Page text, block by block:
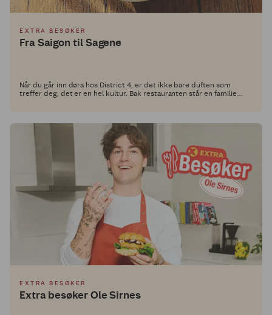
EXTRA BESØKER
Fra Saigon til Sagene
Når du går inn døra hos District 4, er det ikke bare duften som
treffer deg, det er en hel kultur. Bak restauranten står en familie
EXTRA BESØKER
Extra besøker Ole Sirnes